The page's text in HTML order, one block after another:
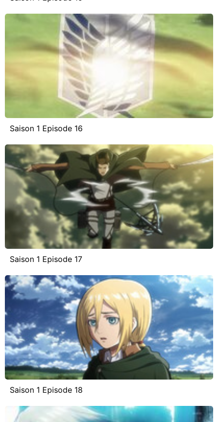
Saison 1 Episode 16
Saison 1 Episode 17
Saison 1 Episode 18